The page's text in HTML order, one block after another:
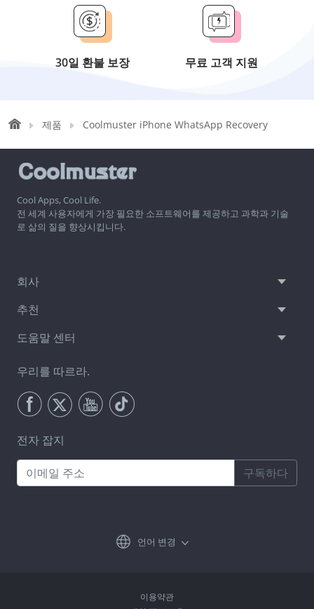
30일 환불 보장 무료 고객 지원
제품 Coolmuster iPhone WhatsApp Recovery
Cool Apps, Cool Life.
전 세계 사용자에게 가장 필요한 소프트웨어를 제공하고 과학과 기술
로 삶의 질을 향상시킵니다.
회사
추천
도움말 센터
우리를 따르라.
전자 잡지
구독하다
언어 변경
이용약관